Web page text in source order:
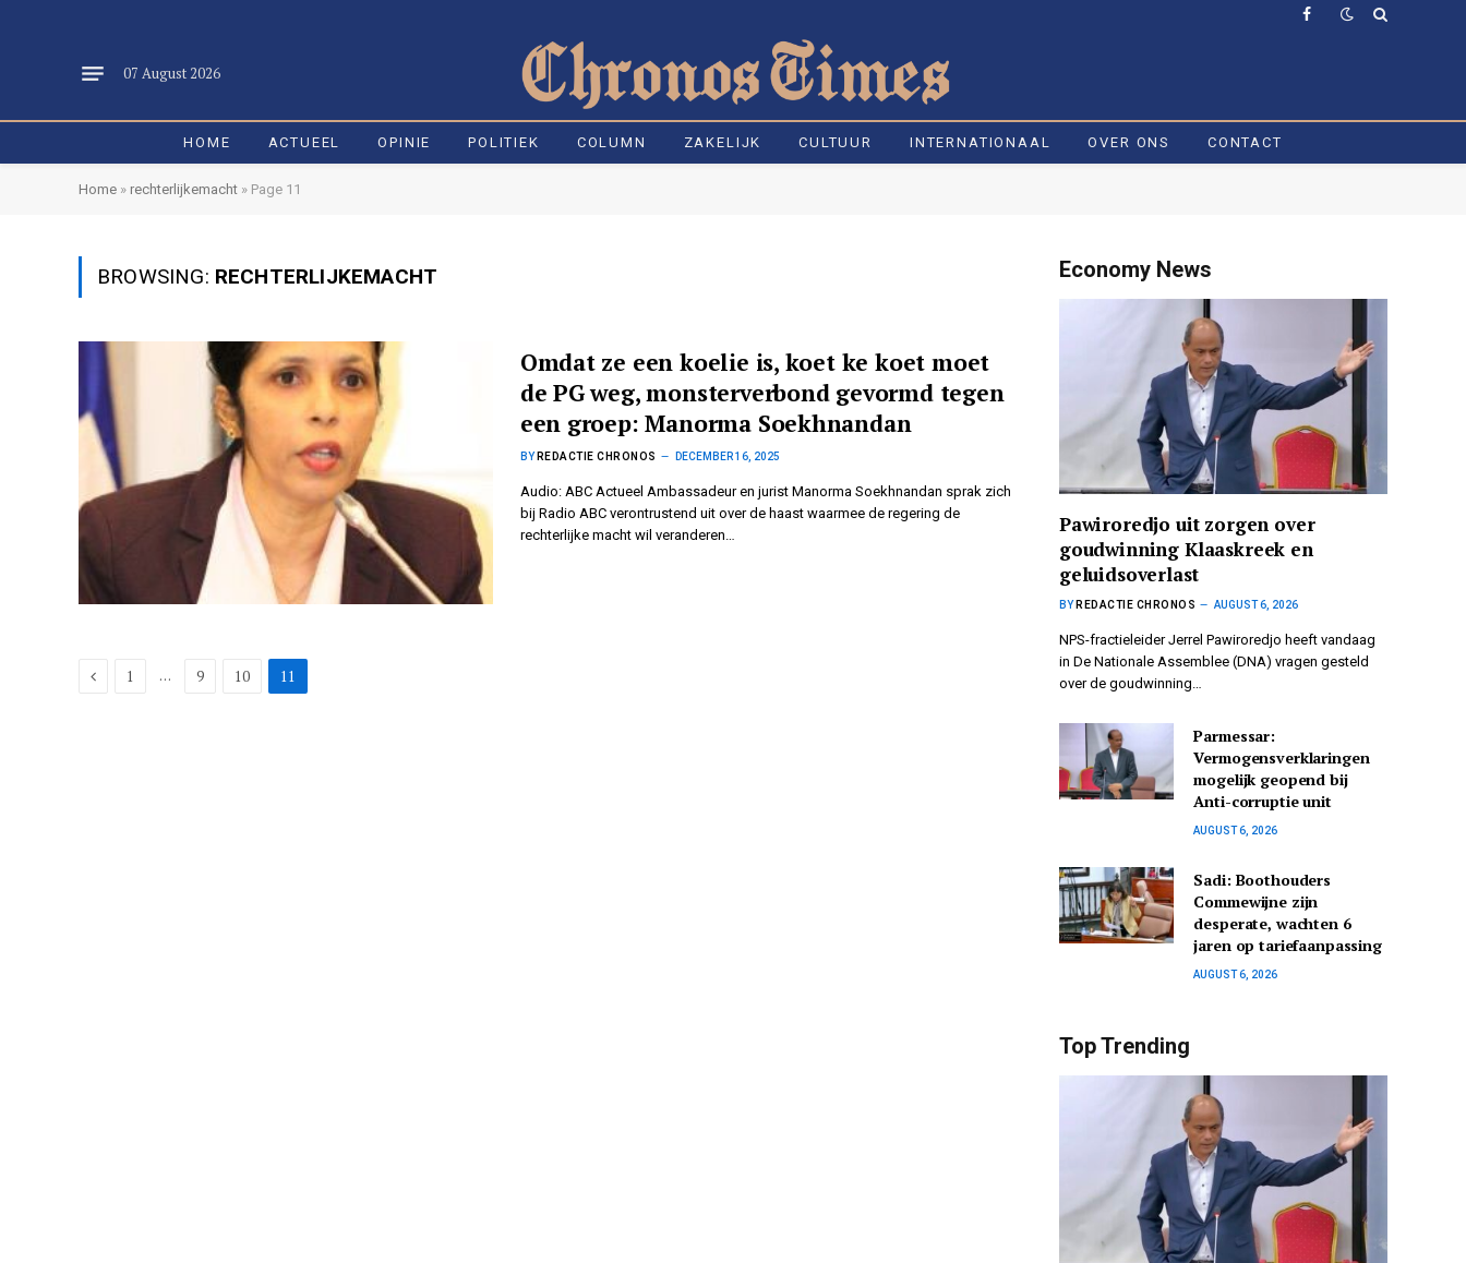
Facebook
07 August 2026
HOME ACTUEEL OPINIE POLITIEK COLUMN ZAKELIJK CULTUUR INTERNATIONAAL OVER ONS CONTACT
Home » rechterlijkemacht » Page 11
BROWSING: RECHTERLIJKEMACHT
Omdat ze een koelie is, koet ke koet moet
de PG weg, monsterverbond gevormd tegen
een groep: Manorma Soekhnandan
BY REDACTIE CHRONOS DECEMBER 16, 2025
Audio: ABC Actueel Ambassadeur en jurist Manorma Soekhnandan sprak zich
bij Radio ABC verontrustend uit over de haast waarmee de regering de
rechterlijke macht wil veranderen…
Previous
1 … 9 10 11
Economy News
Pawiroredjo uit zorgen over
goudwinning Klaaskreek en
geluidsoverlast
BY REDACTIE CHRONOS AUGUST 6, 2026
NPS-fractieleider Jerrel Pawiroredjo heeft vandaag
in De Nationale Assemblee (DNA) vragen gesteld
over de goudwinning…
Parmessar:
Vermogensverklaringen
mogelijk geopend bij
Anti-corruptie unit
AUGUST 6, 2026
Sadi: Boothouders
Commewijne zijn
desperate, wachten 6
jaren op tariefaanpassing
AUGUST 6, 2026
Top Trending